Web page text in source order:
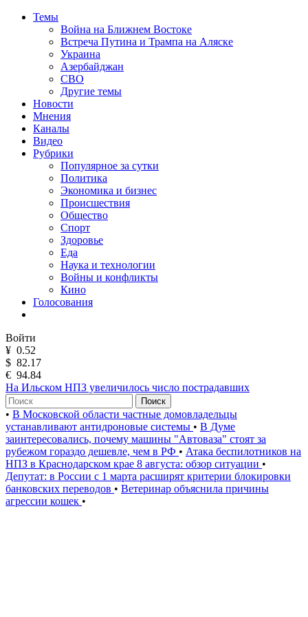
Темы
Война на Ближнем Востоке
Встреча Путина и Трампа на Аляске
Украина
Азербайджан
СВО
Другие темы
Новости
Мнения
Каналы
Видео
Рубрики
Популярное за сутки
Политика
Экономика и бизнес
Происшествия
Общество
Спорт
Здоровье
Еда
Наука и технологии
Войны и конфликты
Кино
Голосования
Войти
¥ 0.52
$ 82.17
€ 94.84
На Ильском НПЗ увеличилось число пострадавших
Поиск
• В Московской области частные домовладельцы
устанавливают антидроновые системы • В Думе
заинтересовались, почему машины "Автоваза" стоят за
рубежом гораздо дешевле, чем в РФ • Атака беспилотников на
НПЗ в Краснодарском крае 8 августа: обзор ситуации •
Депутат: в России с 1 марта расширят критерии блокировки
банковских переводов • Ветеринар объяснила причины
агрессии кошек •